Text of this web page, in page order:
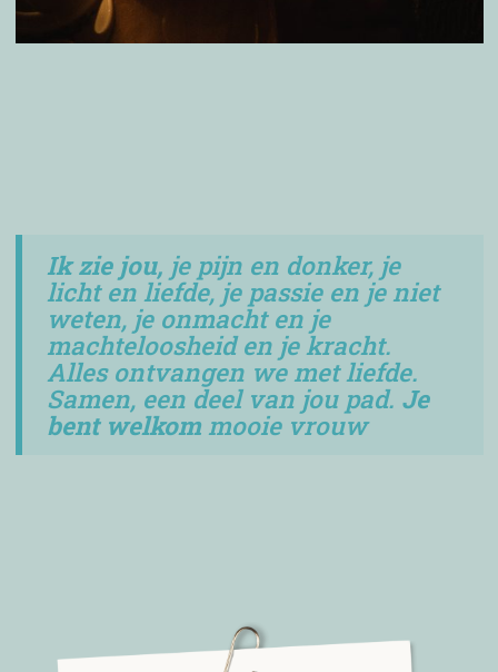
Ik zie jou, je pijn en donker, je
licht en liefde, je passie en je niet
weten, je onmacht en je
machteloosheid en je kracht.
Alles ontvangen we met liefde.
Samen, een deel van jou pad. Je
bent welkom mooie vrouw